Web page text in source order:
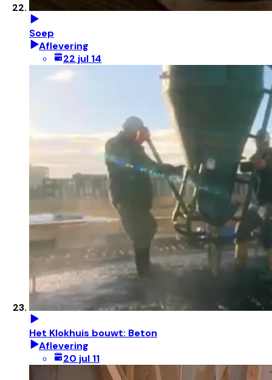
Soep
Aflevering
22 jul 14
Het Klokhuis bouwt: Beton
Aflevering
20 jul 11